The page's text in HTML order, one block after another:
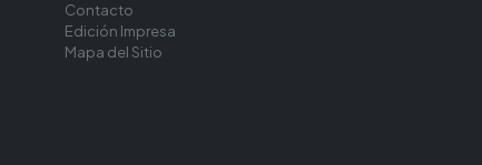
Contacto
Edición Impresa
Mapa del Sitio